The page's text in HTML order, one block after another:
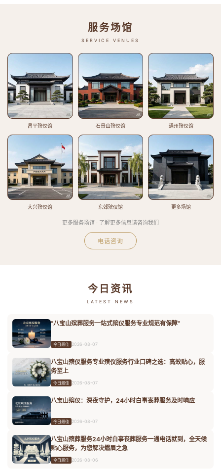
服务场馆
SERVICE VENUES
昌平殡仪馆 石景山殡仪馆 通州殡仪馆
大兴殡仪馆 东郊殡仪馆 更多场馆
更多服务场馆 · 了解更多信息请咨询我们
电话咨询
今日资讯
LATEST NEWS
“八宝山殡葬服务一站式殡仪服务专业规范有保障”
今日最佳 2026-08-07
八宝山殡仪服务专业殡仪服务行业口碑之选：高效贴心，服
务至上
今日最佳 2026-08-07
八宝山殡仪：深夜守护，24小时白事丧葬服务及时响应
今日最佳 2026-08-07
八宝山殡葬服务24小时白事丧葬服务一通电话就到，全天候
贴心服务，为您解决燃眉之急
今日最佳 2026-08-06